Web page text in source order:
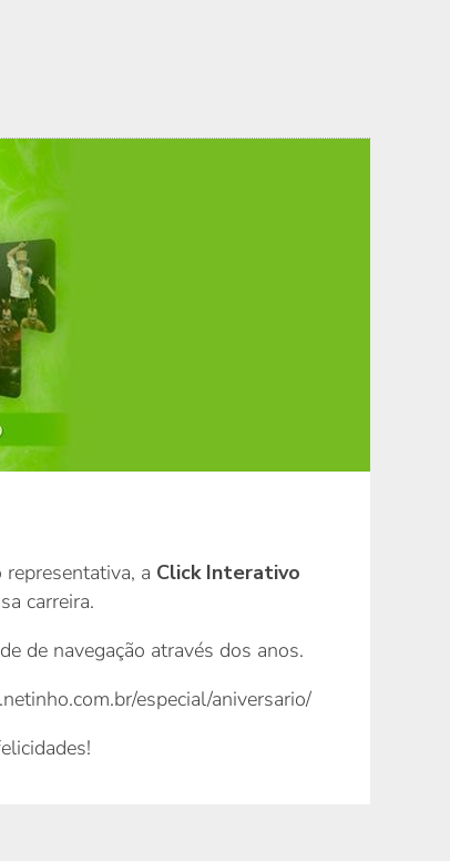
a Click Interativo
carreira.
de navegação através dos anos.
especial/aniversario/